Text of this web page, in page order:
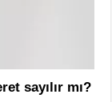
sayılır mı?